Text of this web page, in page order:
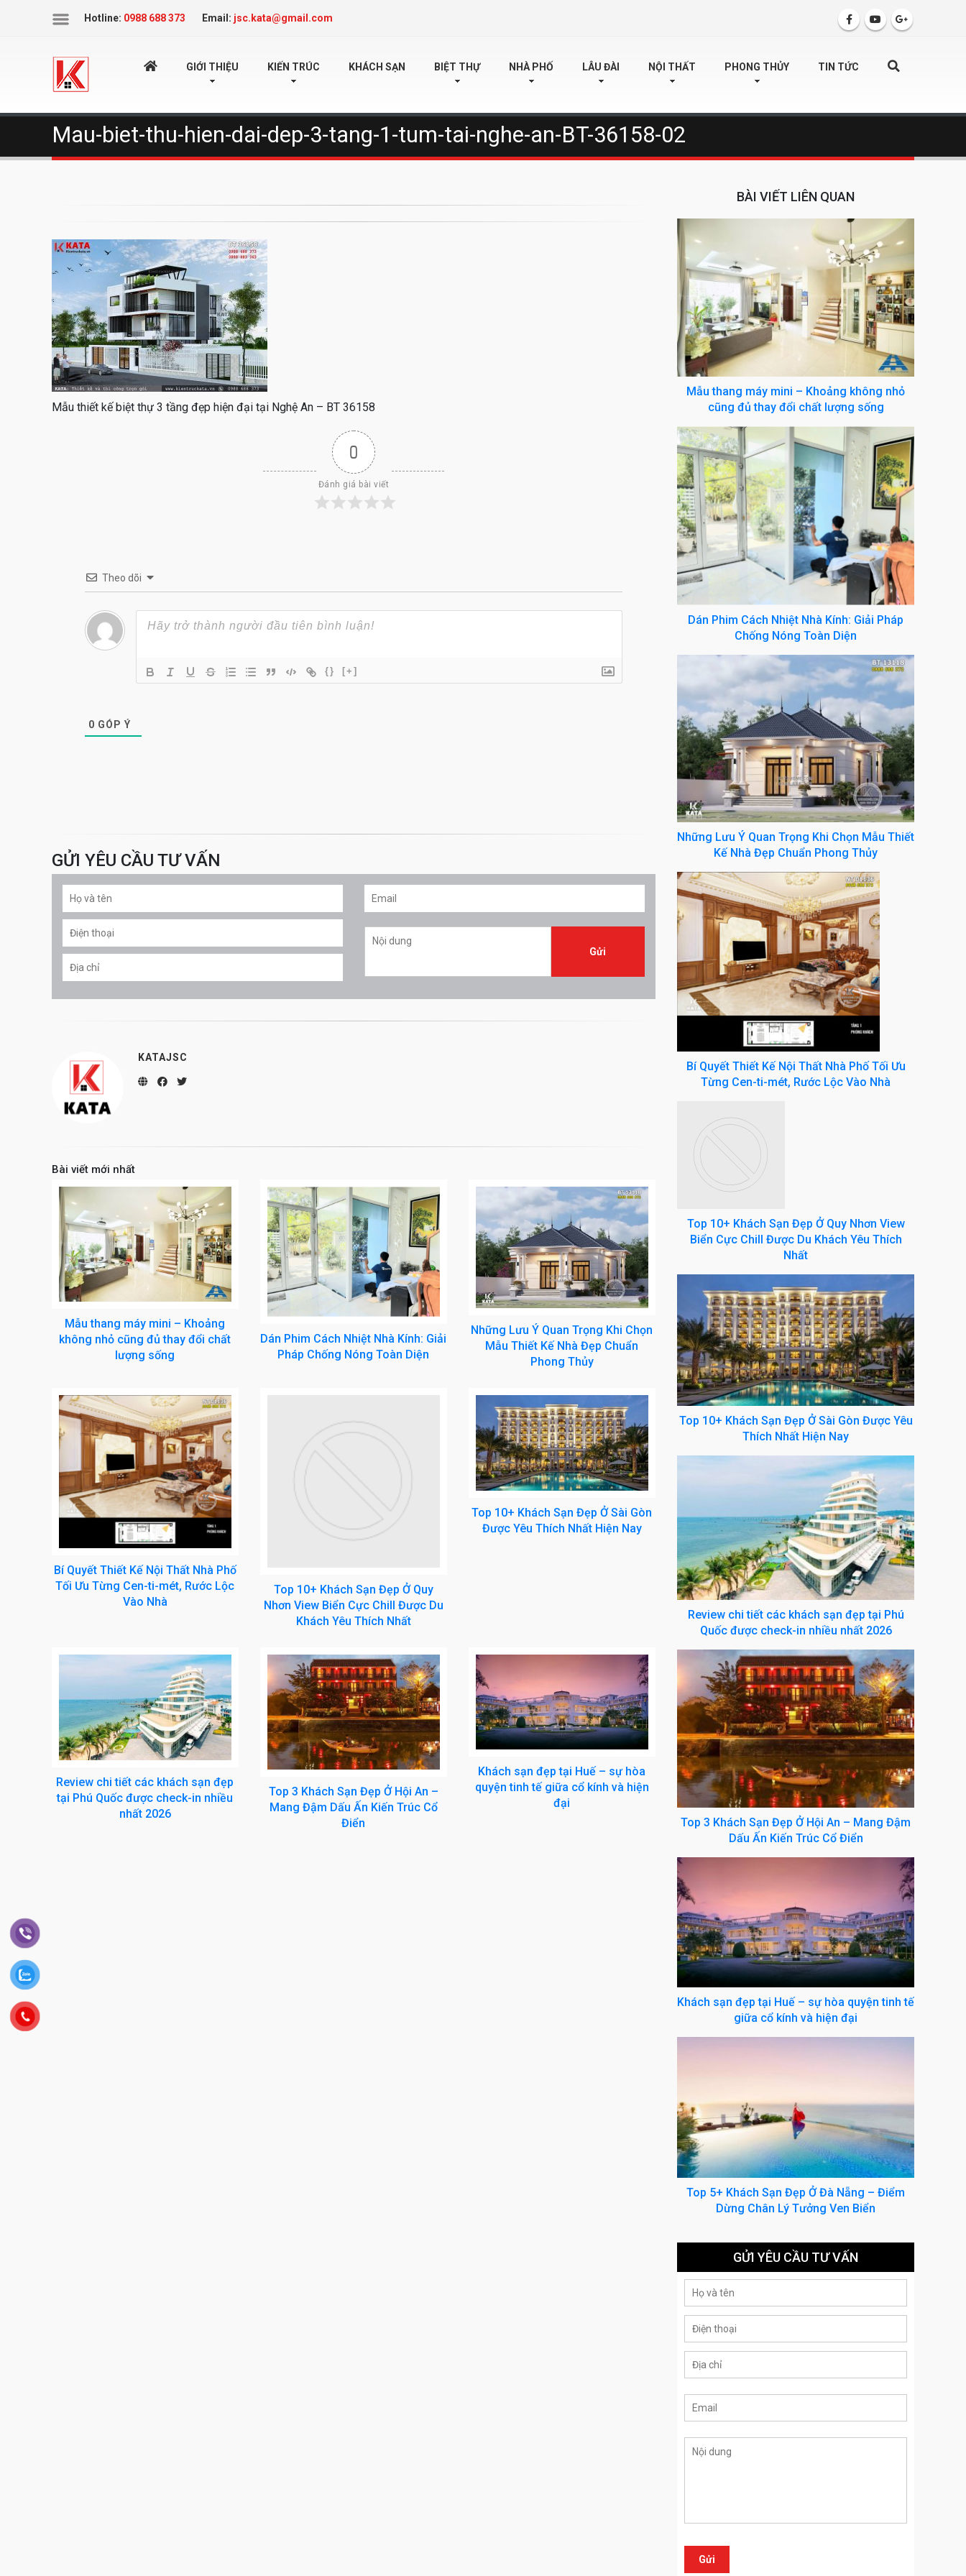
IconHotline: 0988 688 373 Email: jsc.kata@gmail.com
TRANGGIỚI THIỆU KIẾN TRÚC KHÁCH SẠN BIỆT THỰ NHÀ PHỐ LÂU ĐÀI NỘI THẤT PHONG THỦY TIN TỨC
Mau-biet-thu-hien-dai-dep-3-tang-1-tum-tai-nghe-an-BT-36158-02
Mẫu thiết kế biệt thự 3 tầng đẹp hiện đại tại Nghệ An – BT 36158
0
Đánh giá bài viết
Theo dõi
{} [+]
0 GÓP Ý
GỬI YÊU CẦU TƯ VẤN
KATAJSC
Bài viết mới nhất
Mẫu thang máy mini – Khoảng
không nhỏ cũng đủ thay đổi chất
lượng sống
Dán Phim Cách Nhiệt Nhà Kính: Giải
Pháp Chống Nóng Toàn Diện
Những Lưu Ý Quan Trọng Khi Chọn
Mẫu Thiết Kế Nhà Đẹp Chuẩn
Phong Thủy
Bí Quyết Thiết Kế Nội Thất Nhà Phố
Tối Ưu Từng Cen-ti-mét, Rước Lộc
Vào Nhà
Top 10+ Khách Sạn Đẹp Ở Quy
Nhơn View Biển Cực Chill Được Du
Khách Yêu Thích Nhất
Top 10+ Khách Sạn Đẹp Ở Sài Gòn
Được Yêu Thích Nhất Hiện Nay
Review chi tiết các khách sạn đẹp
tại Phú Quốc được check-in nhiều
nhất 2026
Top 3 Khách Sạn Đẹp Ở Hội An –
Mang Đậm Dấu Ấn Kiến Trúc Cổ
Điển
Khách sạn đẹp tại Huế – sự hòa
quyện tinh tế giữa cổ kính và hiện
đại
BÀI VIẾT LIÊN QUAN
Mẫu thang máy mini – Khoảng không nhỏ
cũng đủ thay đổi chất lượng sống
Dán Phim Cách Nhiệt Nhà Kính: Giải Pháp
Chống Nóng Toàn Diện
Những Lưu Ý Quan Trọng Khi Chọn Mẫu Thiết
Kế Nhà Đẹp Chuẩn Phong Thủy
Bí Quyết Thiết Kế Nội Thất Nhà Phố Tối Ưu
Từng Cen-ti-mét, Rước Lộc Vào Nhà
Top 10+ Khách Sạn Đẹp Ở Quy Nhơn View
Biển Cực Chill Được Du Khách Yêu Thích
Nhất
Top 10+ Khách Sạn Đẹp Ở Sài Gòn Được Yêu
Thích Nhất Hiện Nay
Review chi tiết các khách sạn đẹp tại Phú
Quốc được check-in nhiều nhất 2026
Top 3 Khách Sạn Đẹp Ở Hội An – Mang Đậm
Dấu Ấn Kiến Trúc Cổ Điển
Khách sạn đẹp tại Huế – sự hòa quyện tinh tế
giữa cổ kính và hiện đại
Top 5+ Khách Sạn Đẹp Ở Đà Nẵng – Điểm
Dừng Chân Lý Tưởng Ven Biển
GỬI YÊU CẦU TƯ VẤN